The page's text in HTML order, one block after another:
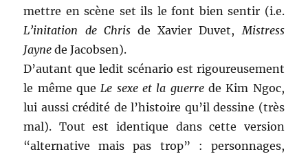
mettre en scène set ils le font bien sentir (i.e.
L’initation de Chrisde Xavier Duvet,Mistress
Jayne de Jacobsen).
D’autant que ledit scénario est rigoureusement
le même queLe sexe et la guerrede Kim Ngoc,
lui aussi crédité de l’histoire qu’il dessine (très
mal). Tout est identique dans cette version
“alternative mais pas trop” : personnages,